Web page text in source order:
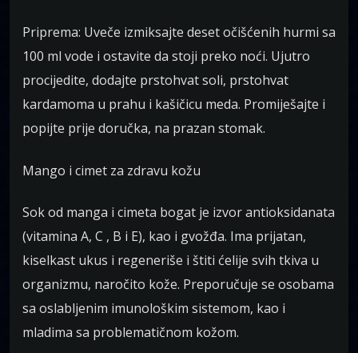
Priprema: Uveče izmiksajte deset očišćenih hurmi sa
100 ml vode i ostavite da stoji preko noći. Ujutro
procijedite, dodajte prstohvat soli, prstohvat
kardamoma u prahu i kašičicu meda. Promiješajte i
popijte prije doručka, na prazan stomak.
Mango i cimet za zdravu kožu
Sok od manga i cimeta bogat je izvor antioksidanata
(vitamina A, C , B i E), kao i gvožđa. Ima prijatan,
kiselkast ukus i regeneriše i štiti ćelije svih tkiva u
organizmu, naročito kože. Preporučuje se osobama
sa oslabljenim imunološkim sistemom, kao i
mladima sa problematičnom kožom.